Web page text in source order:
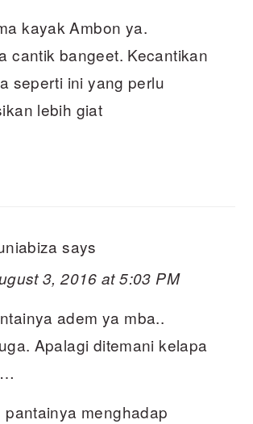
kayak Ambon ya.
cantik bangeet. Kecantikan
seperti ini yang perlu
lebih giat
says
3, 2016 at 5:03 PM
adem ya mba..
Apalagi ditemani kelapa
pantainya menghadap